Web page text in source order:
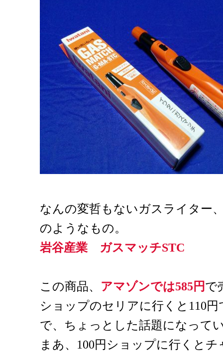
なんの変哲もないガスライター
のようなもの。
岩谷産業 ガスマッチSTC
この商品、 アマゾンでは585円で
ショップのセリアに行くと110
で、ちょっとした話題になって
まあ、100円ショップに行くと